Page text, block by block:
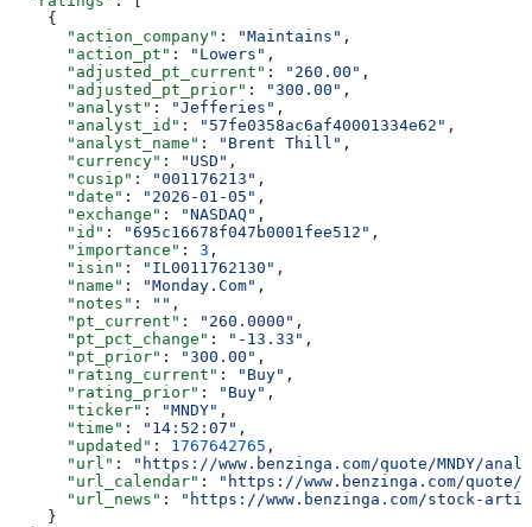
    {
      "action_company"
: "Maintains" ,
      "action_pt"
: "Lowers" ,
      "adjusted_pt_current"
: "260.00" ,
      "adjusted_pt_prior"
: "300.00" ,
      "analyst"
: "Jefferies" ,
      "analyst_id"
: "57fe0358ac6af40001334e62" ,
      "analyst_name"
: "Brent Thill" ,
      "currency"
: "USD" ,
      "cusip"
: "001176213" ,
      "date"
: "2026-01-05" ,
      "exchange"
: "NASDAQ" ,
      "id"
: "695c16678f047b0001fee512" ,
      "importance"
: 3 ,
      "isin"
: "IL0011762130" ,
      "name"
: "Monday.Com" ,
      "notes"
: "" ,
      "pt_current"
: "260.0000" ,
      "pt_pct_change"
: "-13.33" ,
      "pt_prior"
: "300.00" ,
      "rating_current"
: "Buy" ,
      "rating_prior"
: "Buy" ,
      "ticker"
: "MNDY" ,
      "time"
: "14:52:07" ,
      "updated"
: 1767642765 ,
      "url"
:
"https://www.benzinga.com/quote/MNDY/
      "url_calendar"
:
"https://www.benzinga.com/quote/
      "url_news"
:
"https://www.benzinga.com/stock-
    }